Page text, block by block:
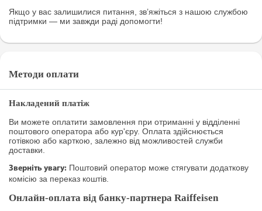
Якщо у вас залишилися питання, зв’яжіться з нашою службою
підтримки — ми завжди раді допомогти!
Методи оплати
Накладений платіж
Ви можете оплатити замовлення при отриманні у відділенні
поштового оператора або кур'єру. Оплата здійснюється
готівкою або карткою, залежно від можливостей служби
доставки.
Зверніть увагу: Поштовий оператор може стягувати додаткову
комісію за переказ коштів.
Онлайн-оплата від банку-партнера Raiffeisen